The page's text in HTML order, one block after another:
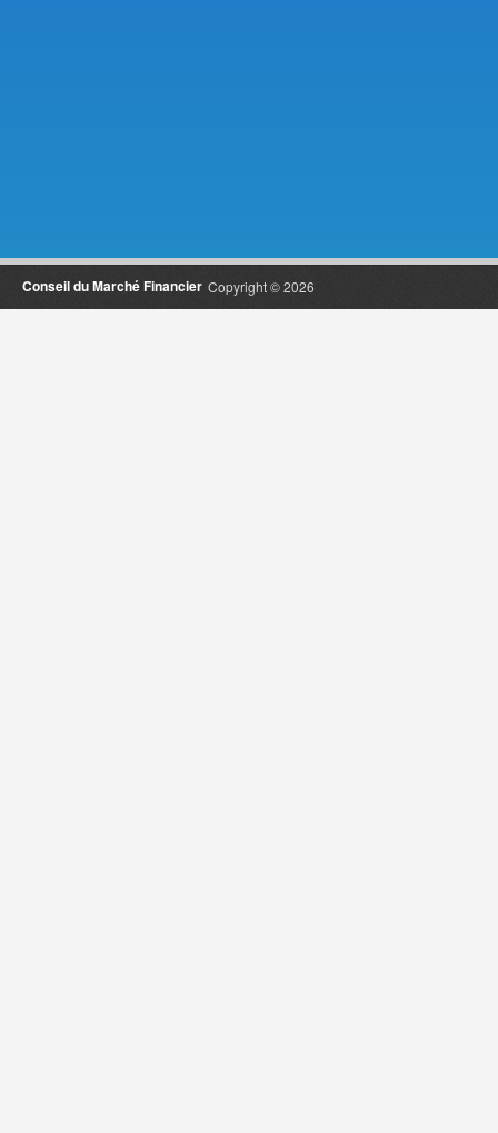
Copyright © 2026
Conseil du Marché Financier